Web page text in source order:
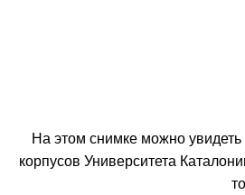
На этом снимке можно
корпусов Университета